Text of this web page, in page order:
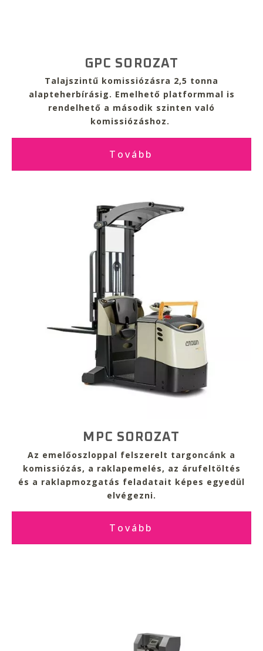
GPC SOROZAT
Talajszintű komissiózásra 2,5 tonna
alapteherbírásig. Emelhető platformmal is
rendelhető a második szinten való
komissiózáshoz.
Tovább
MPC SOROZAT
Az emelőoszloppal felszerelt targoncánk a
komissiózás, a raklapemelés, az árufeltöltés
és a raklapmozgatás feladatait képes egyedül
elvégezni.
Tovább